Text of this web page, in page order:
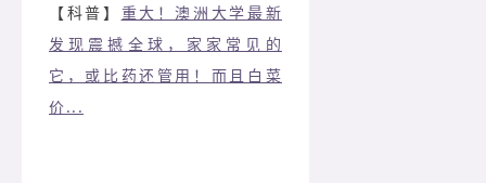
【科普】 重大！澳洲大学最新
发现震撼全球，家家常见的
它，或比药还管用！而且白菜
价...